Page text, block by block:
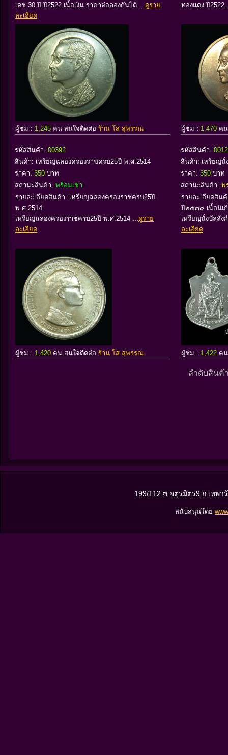
เดช 30 ปี ปี2522 เนื้อเงิน ราคาต่อลองกันได้ ...ดูราย
ละเอียด
ผู้ชม : 1,245 คน สนใจติดต่อ ร้าน โส สุพรรณ
ทองแดง ปี
ผู้ชม : 1,470 ค
รหัสสินค้า: 00392
สินค้า: เหรียญฉลองครองราชครบ25ปี พ.ศ.2514
ราคา: 350 บาท
สถานะสินค้า: พร้อมเช่า
รายละเอียดสินค้า: เหรียญฉลองครองราชครบ25ปี
พ.ศ.2514
เหรียญฉลองครองราชครบ25ปี พ.ศ.2514 ...ดูราย
ละเอียด
ผู้ชม : 1,420 คน สนใจติดต่อ ร้าน โส สุพรรณ
รหัสสินค้า:
สินค้า: เหรียญนั่
ราคา: 350 บาท
สถานะสินค้า: พ
รายละเอียดสิน
ปี๒๕๓๙ เนื้อนิเ
เหรียญนั่งบัลลัง
ละเอียด
ผู้ชม : 1,422 ค
ลำดับสินค้
199/112 ซ.จตุรมิตร9 ถ.เทพ
สนับสนุนโดย